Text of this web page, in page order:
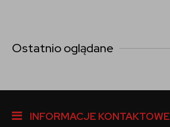
Ostatnio oglądane
INFORMACJE KONTAKTOWE